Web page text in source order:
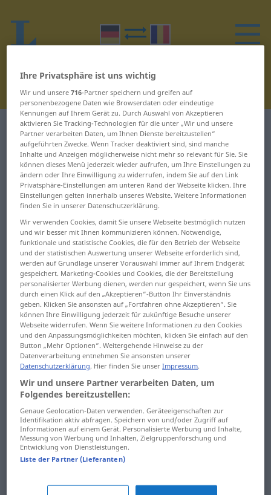
Deutsch-Rumänisch Wörterbuch W 7
Wörter auf Deutsch, die mit W
beginnen – Wasserzeichen ...
wechseln
Wasserzeichen
waten
Watt
Watte
Wattebausch
Wattestäbchen
WC
WC-Reiniger
Web
Webbrowser
weben
Weblog
Webportal
Webseite
Webserver
Website
Webstuhl
Wechselgeld
Ihre Privatsphäre ist uns wichtig
Wir und unsere716-Partner speichern und greifen auf
personenbezogene Daten wie Browserdaten oder eindeutige
Kennungen auf Ihrem Gerät zu. Durch Auswahl von Akzeptieren
aktivieren Sie Tracking-Technologien für die unter „Wir und unsere
Partner verarbeiten Daten, um Ihnen Dienste bereitzustellen“
aufgeführten Zwecke. Wenn Tracker deaktiviert sind, sind manche
Inhalte und Anzeigen möglicherweise nicht mehr so relevant für Sie. Sie
können dieses Menü jederzeit wieder aufrufen, um Ihre Einstellungen zu
ändern oder Ihre Einwilligung zu widerrufen, indem Sie auf den Link
Privatsphäre-Einstellungen am unteren Rand der Webseite klicken. Ihre
Einstellungen gelten innerhalb unseres Website. Weitere Informationen
finden Sie in unserer Datenschutzerklärung.
Wir verwenden Cookies, damit Sie unsere Webseite bestmöglich nutzen
und wir besser mit Ihnen kommunizieren können. Notwendige,
funktionale und statistische Cookies, die für den Betrieb der Webseite
und der statistischen Auswertung unserer Webseite erforderlich sind,
werden auf Grundlage unserer Vorauswahl immer auf Ihrem Endgerät
gespeichert. Marketing-Cookies und Cookies, die der Bereitstellung
personalisierter Werbung dienen, werden nur gespeichert, wenn Sie uns
durch einen Klick auf den „Akzeptieren“-Button Ihr Einverständnis
geben. Klicken Sie ansonsten auf „Fortfahren ohne Akzeptieren“. Sie
können Ihre Einwilligung jederzeit für zukünftige Besuche unserer
Webseite widerrufen. Wenn Sie weitere Informationen zu den Cookies
und den Anpassungsmöglichkeiten möchten, klicken Sie einfach auf den
Button „Mehr Optionen“. Weitergehende Hinweise zu der
Datenverarbeitung entnehmen Sie ansonsten unserer
Datenschutzerklärung. Hier finden Sie unserImpressum.
Wir und unsere Partner verarbeiten Daten, um
Folgendes bereitzustellen:
Genaue Geolocation-Daten verwenden. Geräteeigenschaften zur
Identifikation aktiv abfragen. Speichern von und/oder Zugriff auf
Informationen auf einem Gerät. Personalisierte Werbung und Inhalte,
Messung von Werbung und Inhalten, Zielgruppenforschung und
Entwicklung von Dienstleistungen.
Liste der Partner (Lieferanten)